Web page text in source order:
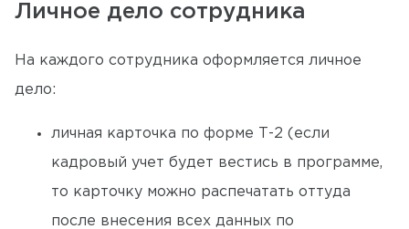
Личное дело сотрудника
На каждого сотрудника оформляется личное
дело:
личная карточка по форме Т-2 (если
кадровый учет будет вестись в программе,
то карточку можно распечатать оттуда
после внесения всех данных по